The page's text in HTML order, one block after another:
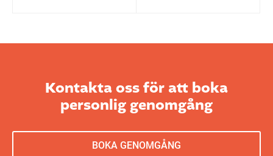
Kontakta oss för att boka
personlig genomgång
BOKA GENOMGÅNG